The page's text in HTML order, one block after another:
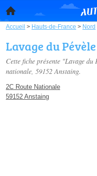
Accueil > Hauts-de-France > Nord
Lavage du Pévèle
Cette fiche présente "Lavage
nationale, 59152 Anstaing.
2C Route Nationale
59152 Anstaing